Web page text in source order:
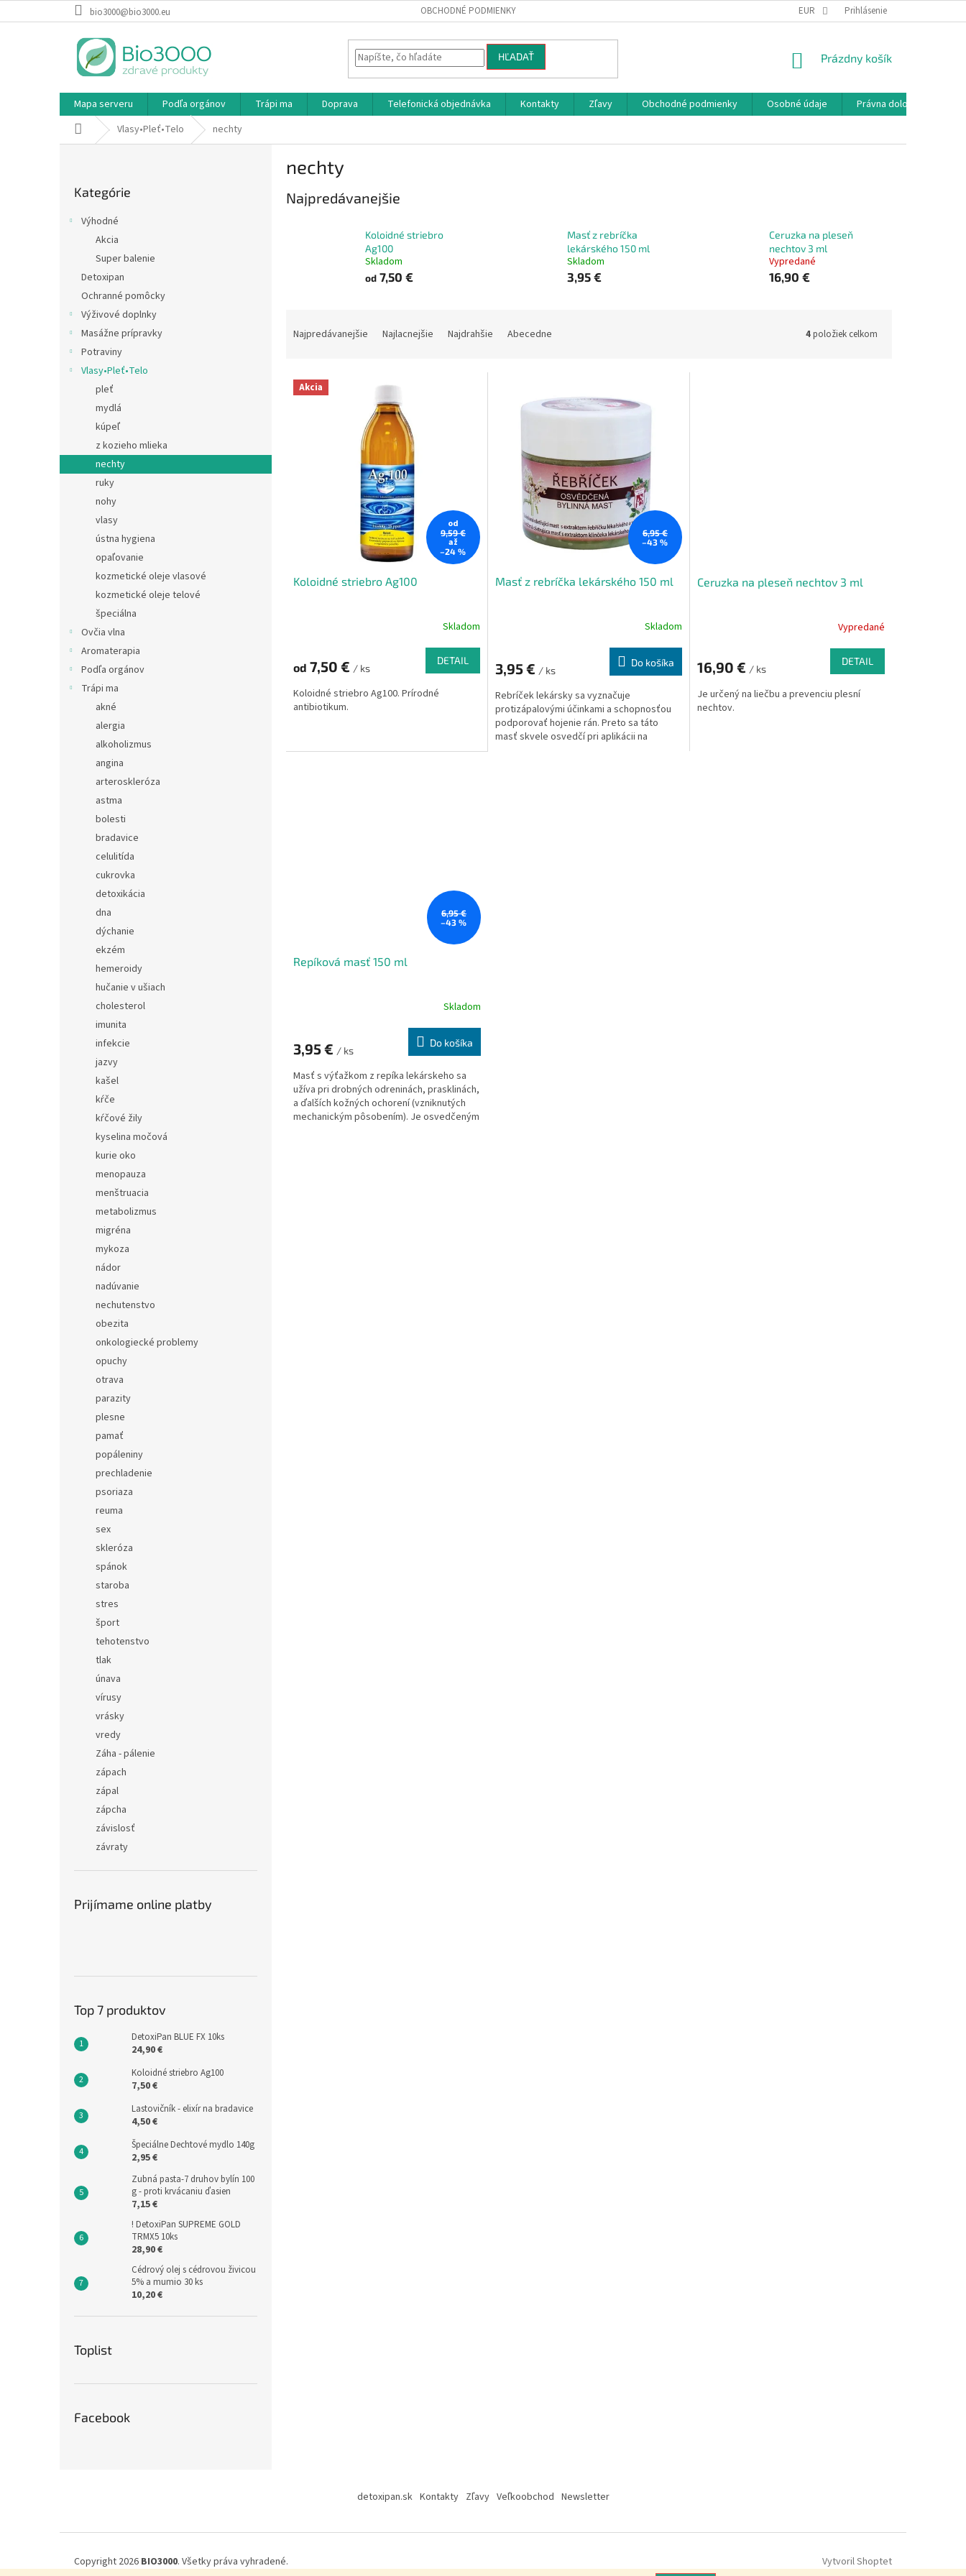
na
bio3000@bio3000.eu OBCHODNÉ PODMIENKY EUR Prihlásenie
HĽADAŤ
NÁKUPNÝ
Prázdny košík
Mapa serveru Podľa orgánov Trápi ma Doprava Telefonická objednávka Kontakty Zľavy Obchodné podmienky Osobné údaje
Právna doložka
DomovVlasy•Pleť•Telo nechty
kategórie
Kategórie
Výhodné
Akcia
Super balenie
Detoxipan
Ochranné pomôcky
Výživové doplnky
Masážne prípravky
Potraviny
Vlasy•Pleť•Telo
pleť
mydlá
kúpeľ
z kozieho mlieka
nechty
ruky
nohy
vlasy
ústna hygiena
opaľovanie
kozmetické oleje vlasové
kozmetické oleje telové
špeciálna
Ovčia vlna
Aromaterapia
Podľa orgánov
Trápi ma
akné
alergia
alkoholizmus
angina
arteroskleróza
astma
bolesti
bradavice
celulitída
cukrovka
detoxikácia
dna
dýchanie
ekzém
hemeroidy
hučanie v ušiach
cholesterol
imunita
infekcie
jazvy
kašel
kŕče
kŕčové žily
kyselina močová
kurie oko
menopauza
menštruacia
metabolizmus
migréna
mykoza
nádor
nadúvanie
nechutenstvo
obezita
onkologiecké problemy
opuchy
otrava
parazity
plesne
pamať
popáleniny
prechladenie
psoriaza
reuma
sex
skleróza
spánok
staroba
stres
šport
tehotenstvo
tlak
únava
vírusy
vrásky
vredy
Záha - pálenie
zápach
zápal
zápcha
závislosť
závraty
Prijímame online platby
Top 7 produktov
DetoxiPan BLUE FX 10ks
24,90 €
Koloidné striebro Ag100
7,50 €
Lastovičník - elixír na bradavice
4,50 €
Špeciálne Dechtové mydlo 140g
2,95 €
Zubná pasta-7 druhov bylín 100
g - proti krvácaniu ďasien
7,15 €
! DetoxiPan SUPREME GOLD
TRMX5 10ks
28,90 €
Cédrový olej s cédrovou živicou
5% a mumio 30 ks
10,20 €
Toplist
Facebook
nechty
Najpredávanejšie
Koloidné striebro
Ag100
Skladom
od 7,50 €
Masť z rebríčka
lekárského 150 ml
Skladom
3,95 €
Ceruzka na pleseň
nechtov 3 ml
Vypredané
16,90 €
n
Najpredávanejšie Najlacnejšie Najdrahšie Abecedne 4položiek celkom
V Akcia
od
9,59 €
až
–24 %
Koloidné striebro Ag100
Skladom
od 7,50 € / ks
DETAIL
Koloidné striebro Ag100. Prírodné
antibiotikum.
6,95 €
–43 %
Masť z rebríčka lekárského 150 ml
Skladom
3,95 € / ks
Do košíka
Rebríček lekársky sa vyznačuje
protizápalovými účinkami a schopnosťou
podporovať hojenie rán. Preto sa táto
masť skvele osvedčí pri aplikácii na
Ceruzka na pleseň nechtov 3 ml
Vypredané
16,90 € / ks
DETAIL
Je určený na liečbu a prevenciu plesní
nechtov.
6,95 €
–43 %
Repíková masť 150 ml
Skladom
3,95 € / ks
Do košíka
Masť s výťažkom z repíka lekárskeho sa
užíva pri drobných odreninách, prasklinách,
a ďalších kožných ochorení (vzniknutých
mechanickým pôsobením). Je osvedčeným
e
detoxipan.sk Kontakty Zľavy Veľkoobchod Newsletter
Vytvoril Shoptet
Copyright 2026 BIO3000. Všetky práva vyhradené.